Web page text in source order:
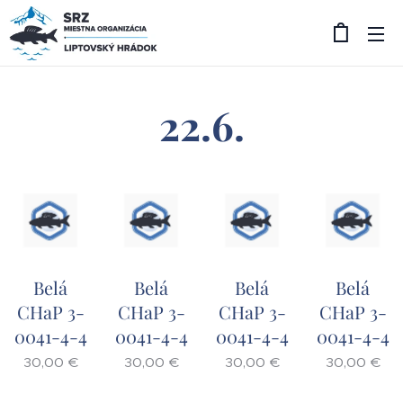
22.6.
Belá
CHaP 3-
0041-4-4
30,00 €
Belá
CHaP 3-
0041-4-4
30,00 €
Belá
CHaP 3-
0041-4-4
30,00 €
Belá
CHaP 3-
0041-4-4
30,00 €